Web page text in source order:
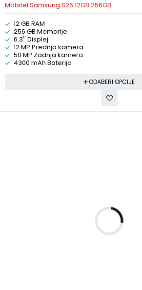
Mobitel Samsung S26 12GB 256GB
12 GB RAM
256 GB Memorije
6.3'' Displej
12 MP Prednja kamera
50 MP Zadnja kamera
4300 mAh Baterija
ODABERI OPCIJE